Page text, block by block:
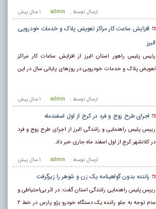
1 سال پيش ارسال توسط : admin
افزایش ساعت کار مراکز تعویض پلاک و خدمات خودرویی
البرز
رئیس پلیس راهور استان البرز از افزایش ساعات کار مراکز
تعویض پلاک و خدمات خودرویی در روز‌های پایانی سال در این
1 سال پيش ارسال توسط : admin
اجرای طرح زوج و فرد در کرج از اول اسفندماه
رییس پلیس راهنمایی و رانندگی البرز از اجرای طرح زوج و فرد
در کلانشهر کرج از اول اسفند ماه جاری خبر داد.
1 سال پيش ارسال توسط : admin
راننده بدون گواهینامه یک زن و شوهر را زیرگرفت
رییس پلیس راهنمایی رانندگی استان گفت: در اثر بی‌احتیاطی و
عدم توجه به جلو راننده یک دستگاه خودرو پژو پارس در خط ۲